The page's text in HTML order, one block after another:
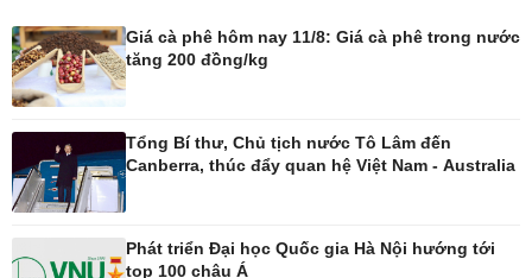
Kinh tế
Bất động sản
Khởi nghiệp
Tiêu dùng
Xổ số 3 miền
Giá cà phê hôm nay 11/8: Giá cà phê trong nước
tăng 200 đồng/kg
Tổng Bí thư, Chủ tịch nước Tô Lâm đến
Canberra, thúc đẩy quan hệ Việt Nam - Australia
Phát triển Đại học Quốc gia Hà Nội hướng tới
top 100 châu Á